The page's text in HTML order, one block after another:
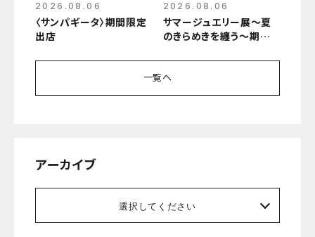
2026.08.06
〈サンパギータ〉期間限定
出店
2026.08.06
サマージュエリー展～夏
のきらめきを纏う～期間
一覧へ
アーカイブ
選択してください